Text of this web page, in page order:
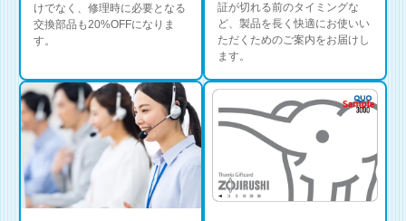
けでなく、修理時に必要となる
交換部品も20%OFFになりま
す。
証が切れる前のタイミングな
ど、製品を長く快適にお使いい
ただくためのご案内をお届けし
ます。